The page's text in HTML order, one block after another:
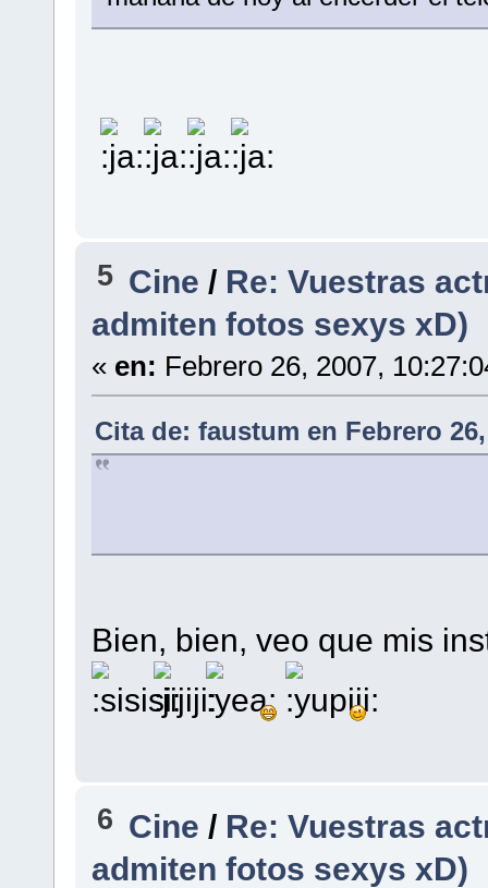
5 Cine/ Re: Vuestras
admiten fotos sexys xD)
« en: Febrero 26, 2007,
Cita de: faustum en Febrero
Bien, bien, veo que mis
6 Cine / Re: Vuestras
admiten fotos sexys xD)